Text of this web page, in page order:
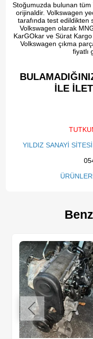
Stoğumuzda bulunan tüm
orijinaldir. Volkswagen
tarafında test edildikten
Volkswagen olarak
KarGOkar ve Sürat
Volkswagen çıkma
fiyatlı
İLE
YILDIZ SANAYİ